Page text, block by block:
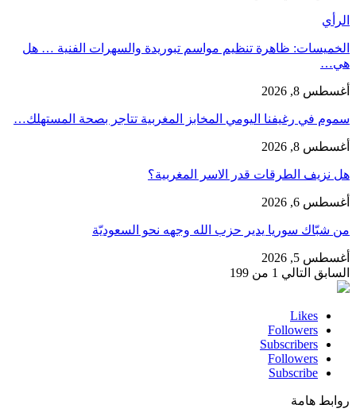
الرأي
الخميسات: ظاهرة تنظيم مواسم تبوريدة والسهرات الفنية … هل
هي…
أغسطس 8, 2026
سموم في رغيفنا اليومي المخابز المغربية تتاجر بصحة المستهلك…
أغسطس 8, 2026
هل نزيف الطرقات قدر الاسر المغربية؟
أغسطس 6, 2026
من شبّاك سوريا يدير حزب الله وجهه نحو السعوديّة
أغسطس 5, 2026
السابق التالي 1 من 199
Likes
Followers
Subscribers
Followers
Subscribe
روابط هامة